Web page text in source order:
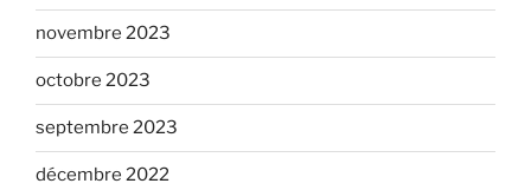
novembre 2023
octobre 2023
septembre 2023
décembre 2022